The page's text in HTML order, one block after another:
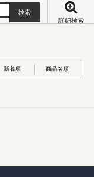
詳細検索
新着順 商品名順